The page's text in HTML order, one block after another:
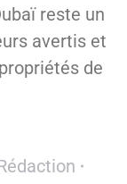
reste un
avertis et
de